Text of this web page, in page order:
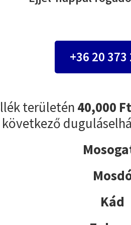
+36 20 373
területén 40,000
következő
Kád